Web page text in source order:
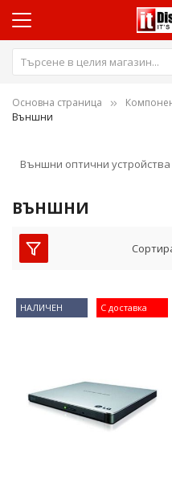
Основна страница
Външни
Външни оптични устройства
ВЪНШНИ
С доставка
НАЛИЧЕН